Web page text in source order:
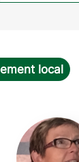
local